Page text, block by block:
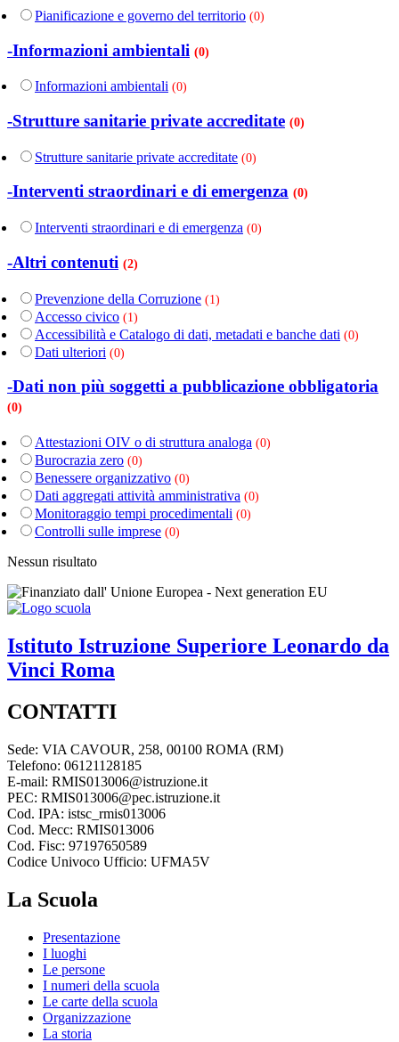
Pianificazione e governo del territorio (0)
-Informazioni ambientali (0)
Informazioni ambientali (0)
-Strutture sanitarie private accreditate (0)
Strutture sanitarie private accreditate (0)
-Interventi straordinari e di emergenza (0)
Interventi straordinari e di emergenza (0)
-Altri contenuti (2)
Prevenzione della Corruzione (1)
Accesso civico (1)
Accessibilità e Catalogo di dati, metadati e banche dati (0)
Dati ulteriori (0)
-Dati non più soggetti a pubblicazione obbligatoria
(0)
Attestazioni OIV o di struttura analoga (0)
Burocrazia zero (0)
Benessere organizzativo (0)
Dati aggregati attività amministrativa (0)
Monitoraggio tempi procedimentali (0)
Controlli sulle imprese (0)
Nessun risultato
Istituto Istruzione Superiore Leonardo da
Vinci Roma
CONTATTI
Sede: VIA CAVOUR, 258, 00100 ROMA (RM)
Telefono: 06121128185
E-mail: RMIS013006@istruzione.it
PEC: RMIS013006@pec.istruzione.it
Cod. IPA: istsc_rmis013006
Cod. Mecc: RMIS013006
Cod. Fisc: 97197650589
Codice Univoco Ufficio: UFMA5V
La Scuola
Presentazione
I luoghi
Le persone
I numeri della scuola
Le carte della scuola
Organizzazione
La storia